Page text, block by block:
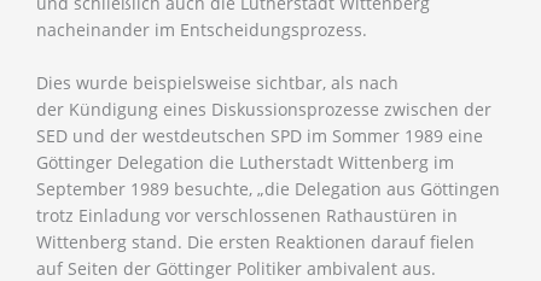
nacheinander im Entscheidungsprozess.
Dies wurde beispielsweise sichtbar, als nach
der Kündigung eines Diskussionsprozesse zwischen der
SED und der westdeutschen SPD im Sommer 1989 eine
Göttinger Delegation die Lutherstadt Wittenberg im
September 1989 besuchte, „die Delegation aus Göttingen
trotz Einladung vor verschlossenen Rathaustüren in
Wittenberg stand. Die ersten Reaktionen darauf fielen
auf Seiten der Göttinger Politiker ambivalent aus.